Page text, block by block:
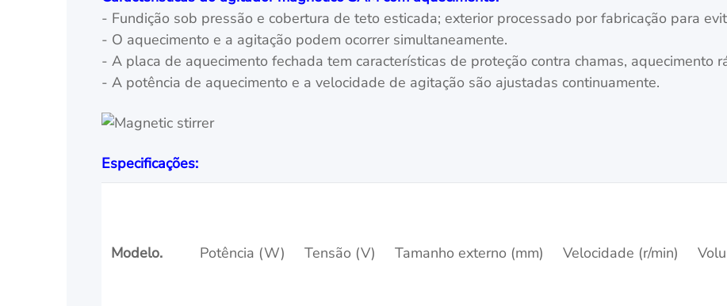
- Fundição sob pressão e cobertura de teto esticada; exterior processado por fabricação para
- O aquecimento e a agitação podem ocorrer simultaneamente.
- A placa de aquecimento fechada tem características de proteção contra chamas, aquecimento
- A potência de aquecimento e a velocidade de agitação são ajustadas continuamente.
Especificações:
Modelo. Potência (W) Tensão (V) Tamanho externo (mm) Velocidade (r/min)